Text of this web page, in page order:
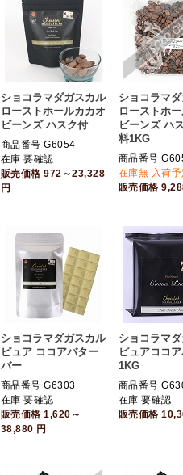
ショコラマダガスカル
ローストホールカカオ
ビーンズ ハスク付
商品番号 G6054
在庫 要確認
販売価格972～23,328
円
ショコラマ
ローストホ
ビーンズ ハ
料1KG
商品番号
在庫無 入荷
販売価格
ショコラマダガスカル
ピュア ココアバター
バー
商品番号 G6303
在庫 要確認
販売価格1,620～
38,880 円
ショコラマ
ピュアココ
1KG
商品番号
在庫 要確認
販売価格